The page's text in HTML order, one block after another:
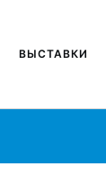
ВЫСТАВКИ